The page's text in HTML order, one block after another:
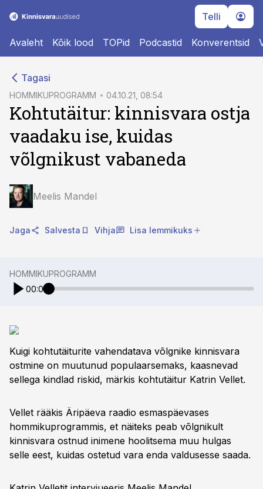
Telli
Avaleht Kõik lood TOPid Podcastid Konverentsid
Tagasi
HOMMIKUPROGRAMM 04.10.21, 08:54
Kohtutäitur: kinnisvara ostja
vaadaku ise, kuidas
võlgnikust vabaneda
Meelis Mandel
Jaga Salvesta Vihja Lisa lemmikuks
HOMMIKUPROGRAMM
00:00
Kuigi kohtutäiturite vahendatava võlgnike kinnisvara
ostmine on muutunud populaarsemaks, kaasnevad
sellega kindlad riskid, märkis kohtutäitur Katrin Vellet.
Vellet rääkis Äripäeva raadio esmaspäevases
hommikuprogrammis, et näiteks peab võlgnikult
kinnisvara ostnud inimene hoolitsema muu hulgas
selle eest, kuidas ostetud vara enda valdusesse saada.